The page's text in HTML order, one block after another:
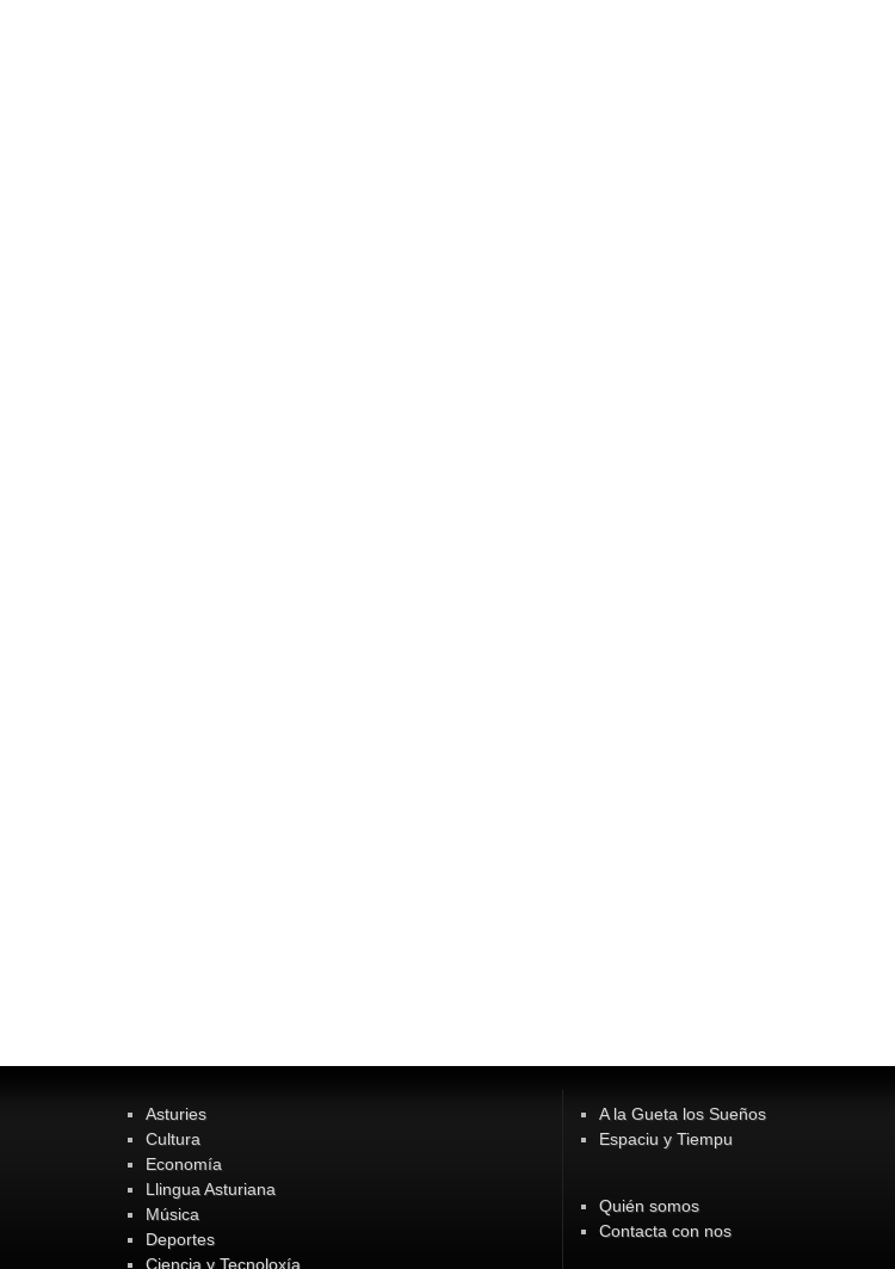
Asturies
Cultura
Economía
Llingua Asturiana
Música
Deportes
Ciencia y Tecnoloxía
A la Gueta los Sueños
Espaciu y Tiempu
Quién somos
Contacta con nos